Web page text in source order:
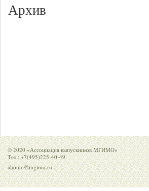
Архив
© 2020 «Ассоциация выпускников МГИМО»
Тел.: +7(495)225-40-49
alumni@mgimo.ru